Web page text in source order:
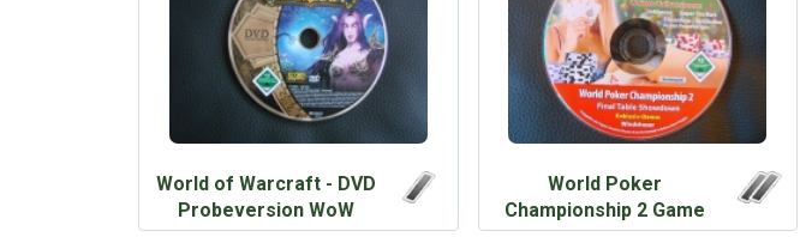
World of Warcraft - DVD
Probeversion WoW
World Poker
Championship 2 Game